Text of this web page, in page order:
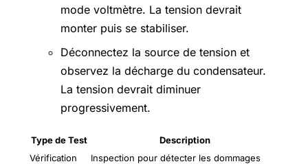
mode voltmètre. La tension devrait
monter puis se stabiliser.
Déconnectez la source de tension et
observez la décharge du condensateur.
La tension devrait diminuer
progressivement.
Type de Test
Description
Vérification
Inspection pour détecter les dommages